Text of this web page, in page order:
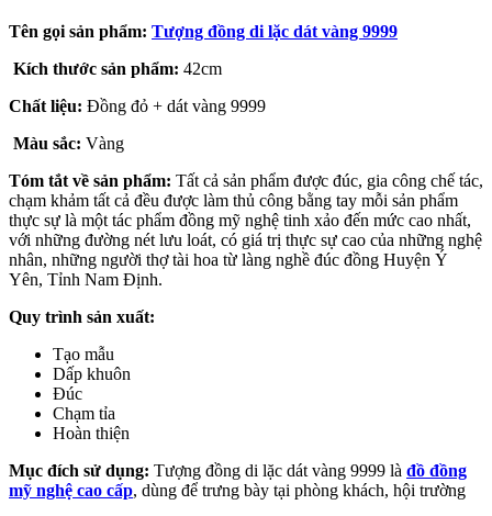
Tên gọi sản phẩm: Tượng đồng di lặc dát vàng 9999
Kích thước sản phẩm: 42cm
Chất liệu: Đồng đỏ + dát vàng 9999
Màu sắc: Vàng
Tóm tắt về sản phẩm: Tất cả sản phẩm được đúc, gia công chế tác,
chạm khảm tất cả đều được làm thủ công bằng tay mỗi sản phẩm
thực sự là một tác phẩm đồng mỹ nghệ tinh xảo đến mức cao nhất,
với những đường nét lưu loát, có giá trị thực sự cao của những nghệ
nhân, những người thợ tài hoa từ làng nghề đúc đồng Huyện Ý
Yên, Tỉnh Nam Định.
Quy trình sản xuất:
Tạo mẫu
Dấp khuôn
Đúc
Chạm tỉa
Hoàn thiện
Mục đích sử dụng: Tượng đồng di lặc dát vàng 9999 là đồ đồng
mỹ nghệ cao cấp, dùng để trưng bày tại phòng khách, hội trường